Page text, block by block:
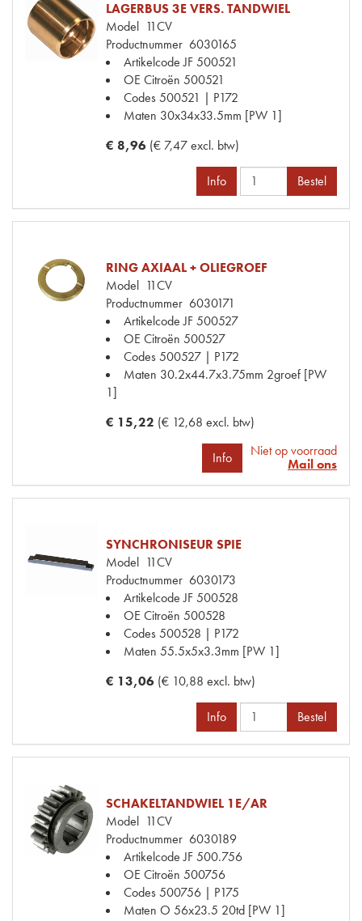
LAGERBUS 3E VERS. TANDWIEL
Model 11CV
Productnummer 6030165
Artikelcode JF500521
OE Citroën 500521
Codes500521 | P172
Maten 30x34x33.5mm [PW 1]
€ 8,96 (€ 7,47 excl. btw)
Info Bestel
RING AXIAAL + OLIEGROEF
Model 11CV
Productnummer 6030171
Artikelcode JF500527
OE Citroën 500527
Codes500527 | P172
Maten 30.2x44.7x3.75mm 2groef [PW
1]
€ 15,22 (€ 12,68 excl. btw)
Info
Niet op voorraad
Mail ons
SYNCHRONISEUR SPIE
Model 11CV
Productnummer 6030173
Artikelcode JF500528
OE Citroën 500528
Codes500528 | P172
Maten 55.5x5x3.3mm [PW 1]
€ 13,06 (€ 10,88 excl. btw)
Info Bestel
SCHAKELTANDWIEL 1E/AR
Model 11CV
Productnummer 6030189
Artikelcode JF500.756
OE Citroën 500756
Codes500756 | P175
Maten O 56x23.5 20td [PW 1]